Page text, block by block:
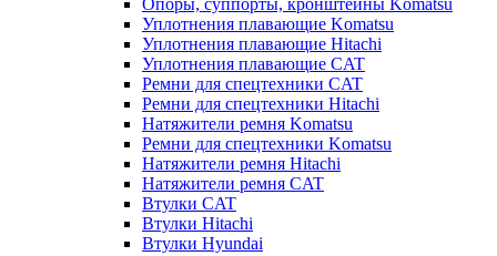
Опоры, суппорты, кронштейны Komatsu
Уплотнения плавающие Komatsu
Уплотнения плавающие Hitachi
Уплотнения плавающие CAT
Ремни для спецтехники CAT
Ремни для спецтехники Hitachi
Натяжители ремня Komatsu
Ремни для спецтехники Komatsu
Натяжители ремня Hitachi
Натяжители ремня CAT
Втулки CAT
Втулки Hitachi
Втулки Hyundai